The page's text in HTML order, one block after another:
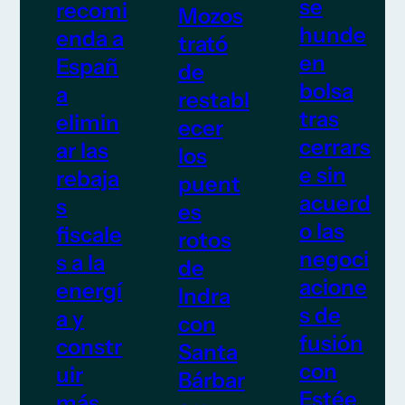
recomi
enda a
Españ
a
elimin
ar las
rebaja
s
fiscale
s a la
energí
a y
constr
uir
Mozos
trató
de
restabl
ecer
los
puent
es
rotos
de
Indra
con
Santa
Bárbar
se
hunde
en
bolsa
tras
cerrars
e sin
acuerd
o las
negoci
acione
s de
fusión
con
Estée